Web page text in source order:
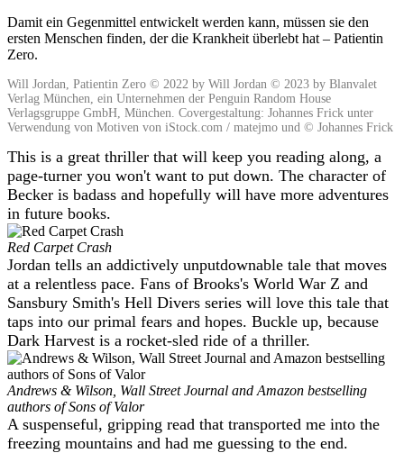
Damit ein Gegenmittel entwickelt werden kann, müssen sie den
ersten Menschen finden, der die Krankheit überlebt hat – Patientin
Zero.
Will Jordan, Patientin Zero © 2022 by Will Jordan © 2023 by Blanvalet
Verlag München, ein Unternehmen der Penguin Random House
Verlagsgruppe GmbH, München. Covergestaltung: Johannes Frick unter
Verwendung von Motiven von iStock.com / matejmo und © Johannes Frick
This is a great thriller that will keep you reading along, a
page-turner you won't want to put down. The character of
Becker is badass and hopefully will have more adventures
in future books.
Red Carpet Crash
Jordan tells an addictively unputdownable tale that moves
at a relentless pace. Fans of Brooks's World War Z and
Sansbury Smith's Hell Divers series will love this tale that
taps into our primal fears and hopes. Buckle up, because
Dark Harvest is a rocket-sled ride of a thriller.
Andrews & Wilson, Wall Street Journal and Amazon bestselling
authors of Sons of Valor
A suspenseful, gripping read that transported me into the
freezing mountains and had me guessing to the end.